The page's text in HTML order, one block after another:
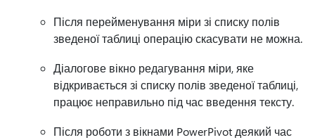
Після перейменування міри зі списку полів
зведеної таблиці операцію скасувати не можна.
Діалогове вікно редагування міри, яке
відкривається зі списку полів зведеної таблиці,
працює неправильно під час введення тексту.
Після роботи з вікнами PowerPivot деякий час